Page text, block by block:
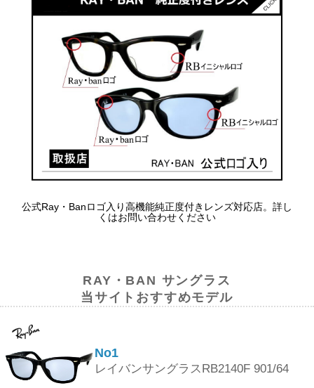
公式Ray・Banロゴ入り高機能純正度付きレンズ対応店。詳し
くはお問い合わせください
RAY・BAN サングラス
当サイトおすすめモデル
No1
レイバンサングラスRB2140F 901/64